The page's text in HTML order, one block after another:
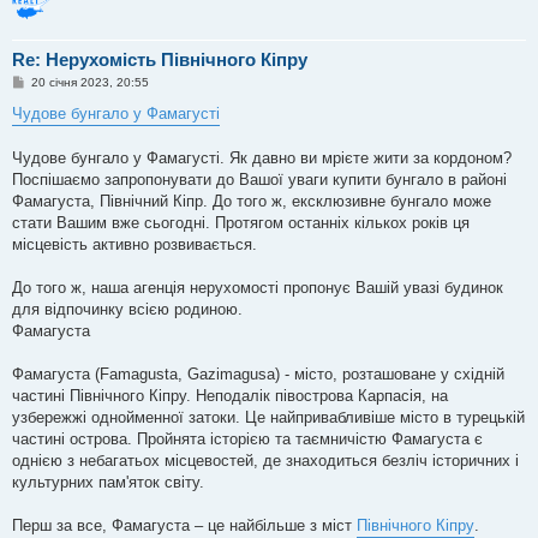
Re: Нерухомість Північного Кіпру
П
в
і
о
м
л
е
н
н
я
20 січня 2023, 20:55
Чудове бунгало у Фамагусті
Чудове бунгало у Фамагусті. Як давно ви мрієте жити за кордоном?
Поспішаємо запропонувати до Вашої уваги купити бунгало в районі
Фамагуста, Північний Кіпр. До того ж, ексклюзивне бунгало може
стати Вашим вже сьогодні. Протягом останніх кількох років ця
місцевість активно розвивається.
До того ж, наша агенція нерухомості пропонує Вашій увазі будинок
для відпочинку всією родиною.
Фамагуста
Фамагуста (Famagusta, Gazimagusa) - місто, розташоване у східній
частині Північного Кіпру. Неподалік півострова Карпасія, на
узбережжі однойменної затоки. Це найпривабливіше місто в турецькій
частині острова. Пройнята історією та таємничістю Фамагуста є
однією з небагатьох місцевостей, де знаходиться безліч історичних і
культурних пам'яток світу.
Перш за все, Фамагуста – це найбільше з міст Північного Кіпру.